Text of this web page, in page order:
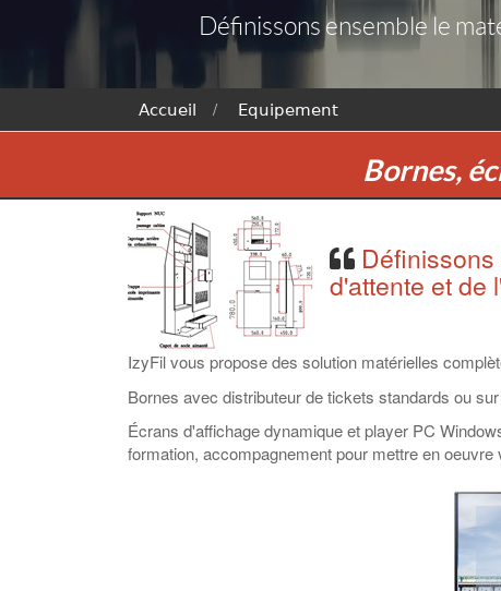
Définissons ensemble le
Accueil Equipement
Bornes,
d'attente et de
IzyFil vous propose des solution matérielles
Bornes avec distributeur de tickets standards ou
Écrans d'affichage dynamique et player PC
formation, accompagnement pour mettre en